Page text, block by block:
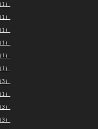
）
）
）
）
）
）
）
）
）
）